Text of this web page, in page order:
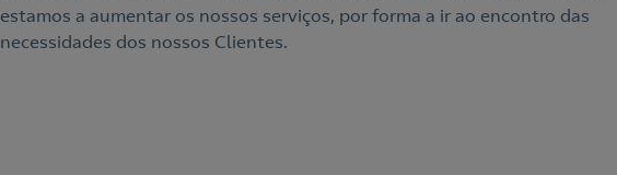
estamos a aumentar os nossos serviços, por forma a ir ao encontro das
necessidades dos nossos Clientes.